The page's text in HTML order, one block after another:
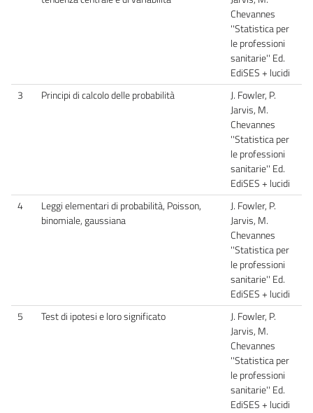
Chevannes
''Statistica per
le professioni
sanitarie'' Ed.
EdiSES + lucidi
3
Principi di calcolo delle probabilità
J. Fowler, P.
Jarvis, M.
Chevannes
''Statistica per
le professioni
sanitarie'' Ed.
EdiSES + lucidi
4
Leggi elementari di probabilità, Poisson,
binomiale, gaussiana
J. Fowler, P.
Jarvis, M.
Chevannes
''Statistica per
le professioni
sanitarie'' Ed.
EdiSES + lucidi
5
Test di ipotesi e loro significato
J. Fowler, P.
Jarvis, M.
Chevannes
''Statistica per
le professioni
sanitarie'' Ed.
EdiSES + lucidi